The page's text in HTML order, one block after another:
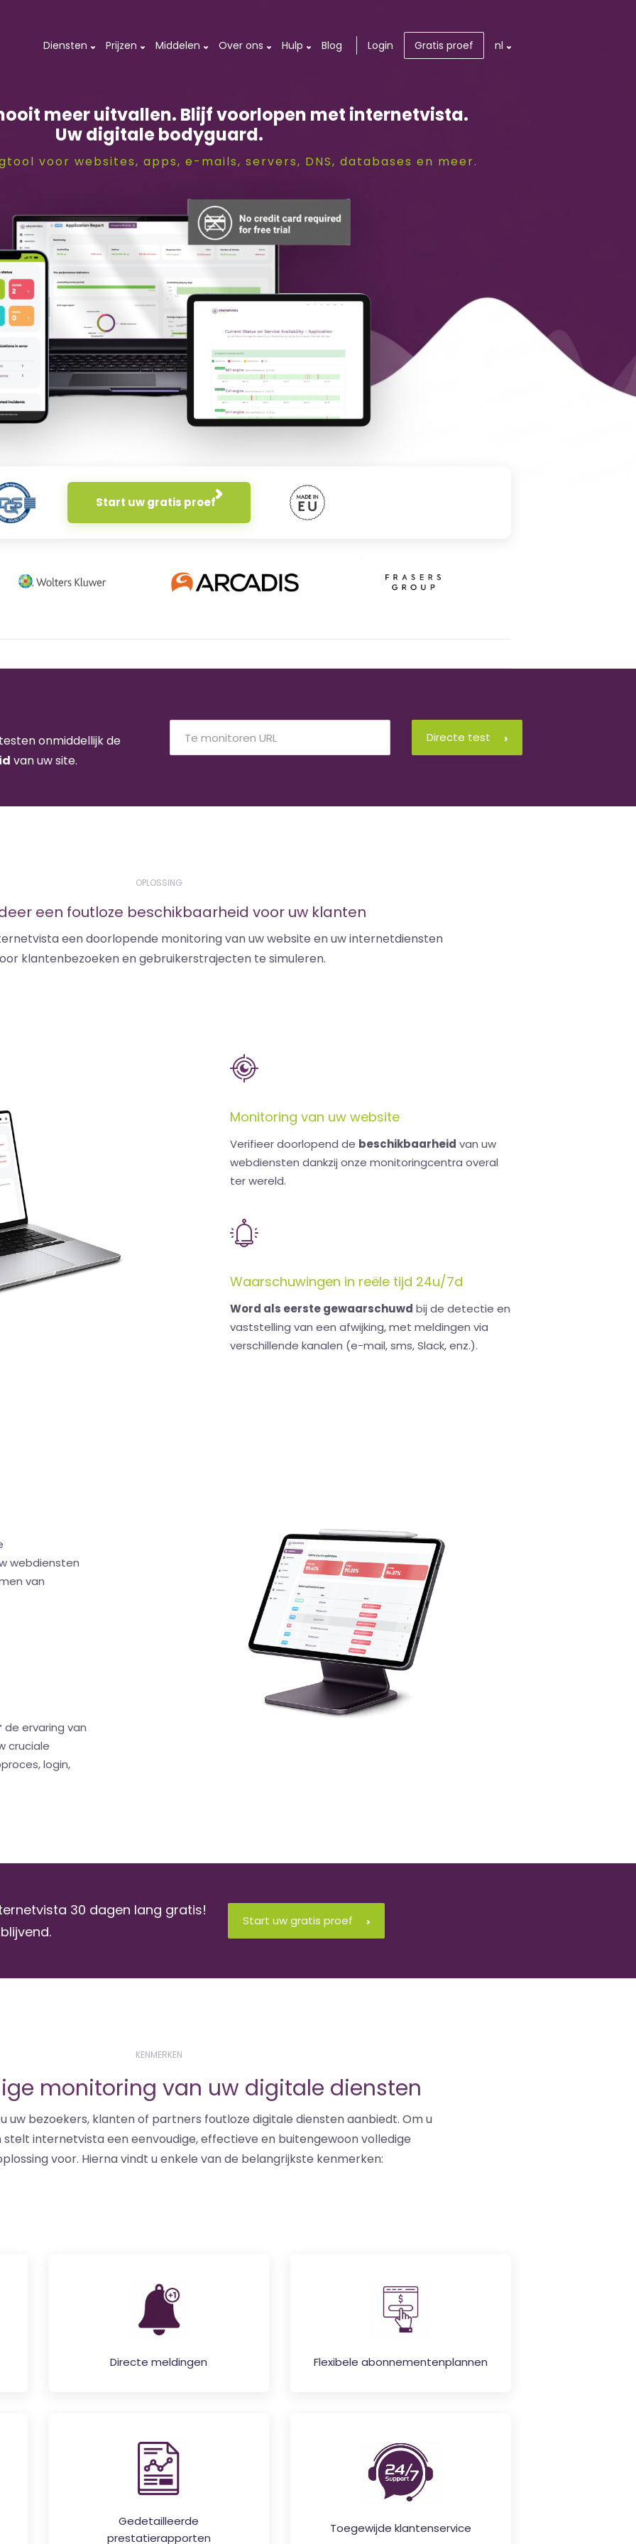
Diensten Prijzen Middelen Over ons Hulp Blog Login Gratis proef nl
meer uitvallen. Blijf voorlopen met internetvista.
Uw digitale bodyguard.
voor websites, apps, e-mails, servers, DNS, databases en meer.
Start uw gratis proef
onmiddellijk de
van uw site.
Directe test
OPLOSSING
een foutloze beschikbaarheid voor uw klanten
een doorlopende monitoring van uw website en uw internetdiensten
klantenbezoeken en gebruikerstrajecten te simuleren.
Monitoring van uw website
Verifieer doorlopend de beschikbaarheid van uw
webdiensten dankzij onze monitoringcentra overal
ter wereld.
Waarschuwingen in reële tijd 24u/7d
Word als eerste gewaarschuwd bij de detectie en
vaststelling van een afwijking, met meldingen via
verschillende kanalen (e-mail, sms, Slack, enz.).
webdiensten
van
de ervaring van
cruciale
login,
30 dagen lang gratis!
Start uw gratis proef
KENMERKEN
monitoring van uw digitale diensten
uw bezoekers, klanten of partners foutloze digitale diensten aanbiedt. Om u
internetvista een eenvoudige, effectieve en buitengewoon volledige
voor. Hierna vindt u enkele van de belangrijkste kenmerken:
Directe meldingen Flexibele abonnementenplannen
Gedetailleerde
prestatierapporten
Toegewijde klantenservice